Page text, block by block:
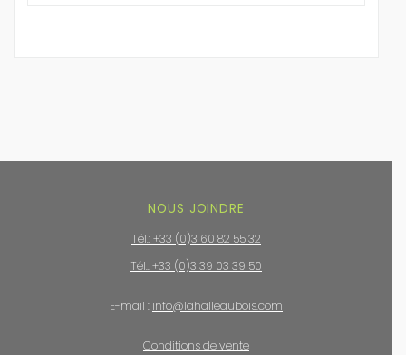
NOUS JOINDRE
Tél.: +33 (0)3 60 82 55 32
Tél.: +33 (0)3 39 03 39 50
E-mail : info@lahalleaubois.com
Conditions de vente